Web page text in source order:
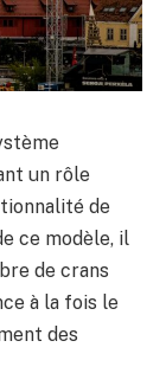
un rôle
de
ce modèle, il
de crans
à la fois le
des